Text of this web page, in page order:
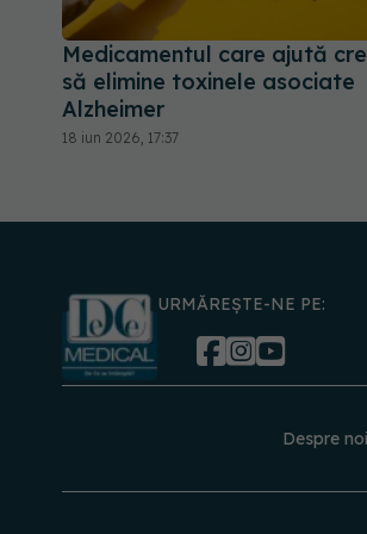
Medicamentul care ajută
să elimine toxinele asociate
Alzheimer
18 iun 2026, 17:37
URMĂREȘTE-NE PE:
Despre noi